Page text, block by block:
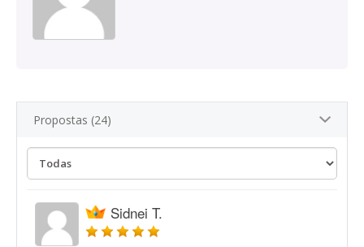
Propostas (24)
Sidnei T.